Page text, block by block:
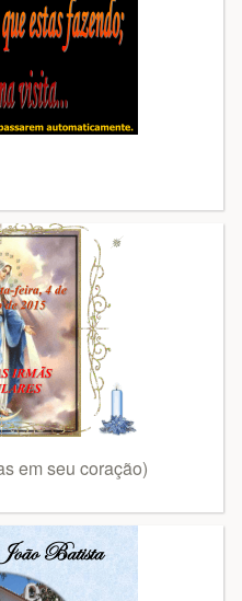
em seu coração)